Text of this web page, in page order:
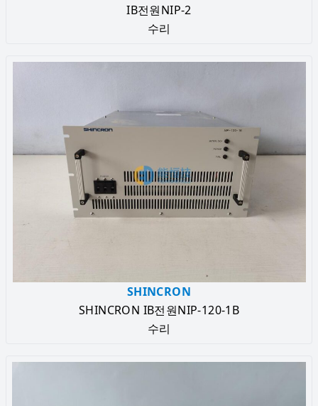
IB전원NIP-2
수리
SHINCRON
SHINCRON IB전원NIP-120-1B
수리